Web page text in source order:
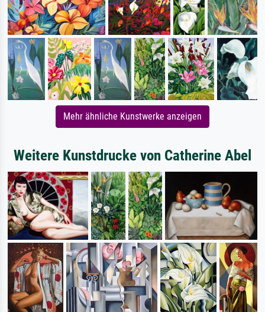
Mehr ähnliche Kunstwerke anzeigen
Weitere Kunstdrucke von Catherine Abel